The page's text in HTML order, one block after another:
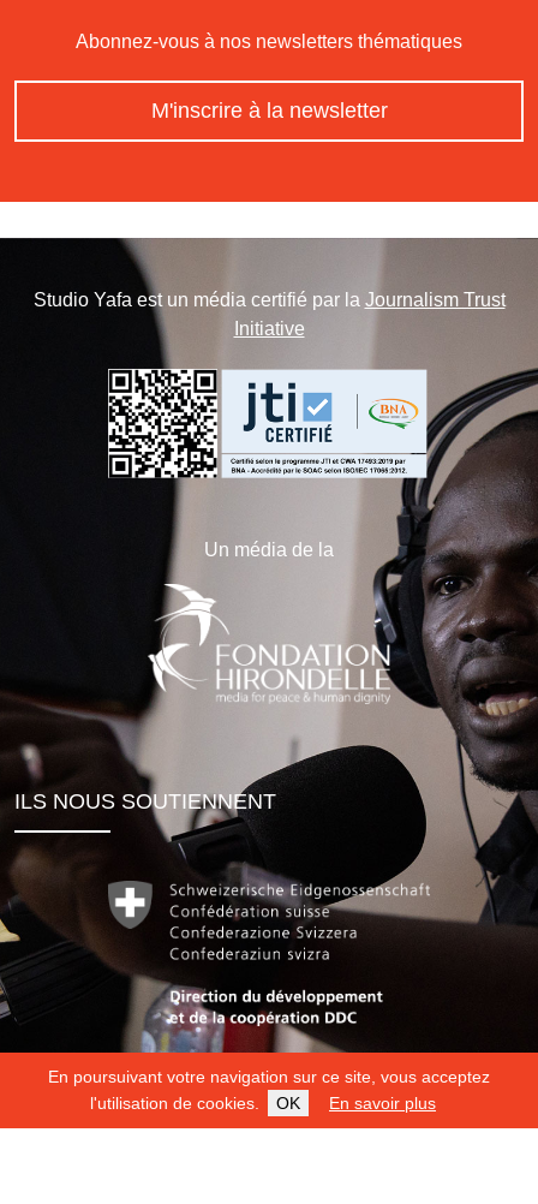
En poursuivant votre navigation sur ce site, vous acceptez
l'utilisation de cookies.
OK En savoir plus
Abonnez-vous à nos newsletters thématiques
M'inscrire à la newsletter
Studio Yafa est un média certifié par la Journalism Trust
Initiative
Un média de la
ILS NOUS SOUTIENNENT